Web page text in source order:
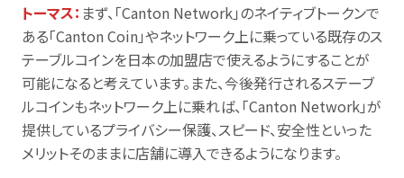
トーマス： まず、「Canton Network」のネイティブトークンで
ある「Canton Coin」やネットワーク上に乗っている既存のス
テーブルコインを日本の加盟店で使えるようにすることが
可能になると考えています。また、今後発行されるステーブ
ルコインもネットワーク上に乗れば、「Canton Network」が
提供しているプライバシー保護、スピード、安全性といった
メリットそのままに店舗に導入できるようになります。